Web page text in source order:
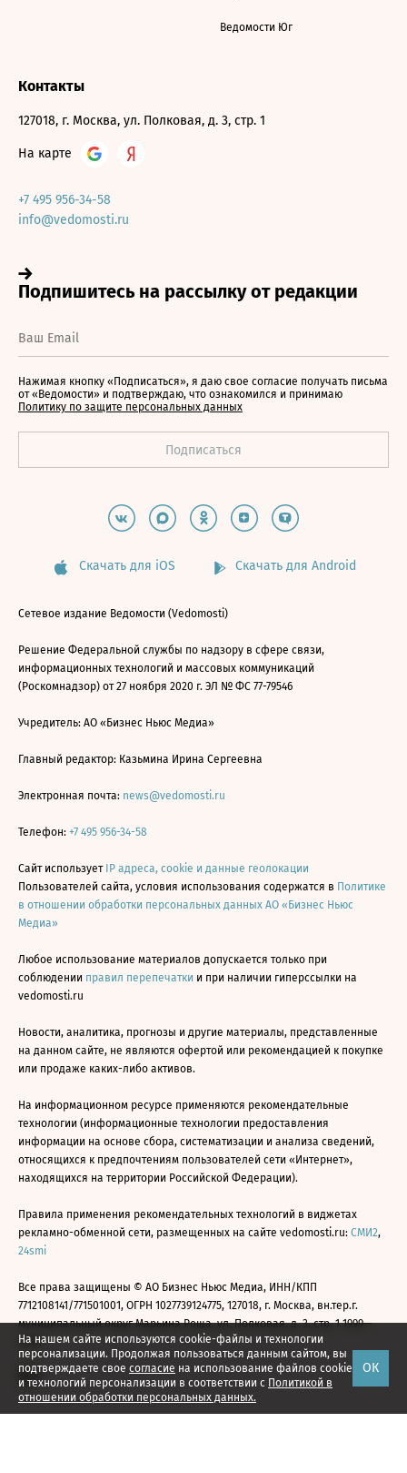
На нашем сайте используются cookie-файлы и технологии
персонализации. Продолжая пользоваться данным сайтом, вы
подтверждаете свое согласие на использование файлов cookie
и технологий персонализации в соответствии с Политикой в
отношении обработки персональных данных.
ОК
Ведомости Юг
Контакты
127018, г. Москва, ул. Полковая, д. 3, стр. 1
На карте
+7 495 956-34-58
info@vedomosti.ru
Нажимая кнопку «Подписаться», я даю свое согласие получать письма
от «Ведомости» и подтверждаю, что ознакомился и принимаю
Политику по защите персональных данных
Скачать для iOS Скачать для Android
Сетевое издание Ведомости (Vedomosti)
Решение Федеральной службы по надзору в сфере связи,
информационных технологий и массовых коммуникаций
(Роскомнадзор) от 27 ноября 2020 г. ЭЛ № ФС 77-79546
Учредитель: АО «Бизнес Ньюс Медиа»
Главный редактор: Казьмина Ирина Сергеевна
Электронная почта: news@vedomosti.ru
Телефон: +7 495 956-34-58
Сайт использует IP адреса, cookie и данные геолокации
Пользователей сайта, условия использования содержатся в Политике
в отношении обработки персональных данных АО «Бизнес Ньюс
Медиа»
Любое использование материалов допускается только при
соблюдении правил перепечатки и при наличии гиперссылки на
vedomosti.ru
Новости, аналитика, прогнозы и другие материалы, представленные
на данном сайте, не являются офертой или рекомендацией к покупке
или продаже каких-либо активов.
На информационном ресурсе применяются рекомендательные
технологии (информационные технологии предоставления
информации на основе сбора, систематизации и анализа сведений,
относящихся к предпочтениям пользователей сети «Интернет»,
находящихся на территории Российской Федерации).
Правила применения рекомендательных технологий в виджетах
рекламно-обменной сети, размещенных на сайте vedomosti.ru: СМИ2,
24smi
Все права защищены © АО Бизнес Ньюс Медиа, ИНН/КПП
7712108141/771501001, ОГРН 1027739124775, 127018, г. Москва, вн.тер.г.
муниципальный округ Марьина Роща, ул. Полковая, д. 3, стр. 1 1999—
2026